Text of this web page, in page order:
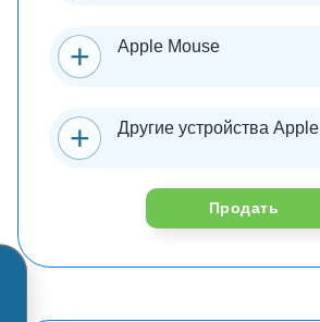
Apple Mouse
Другие устройства Apple
Продать